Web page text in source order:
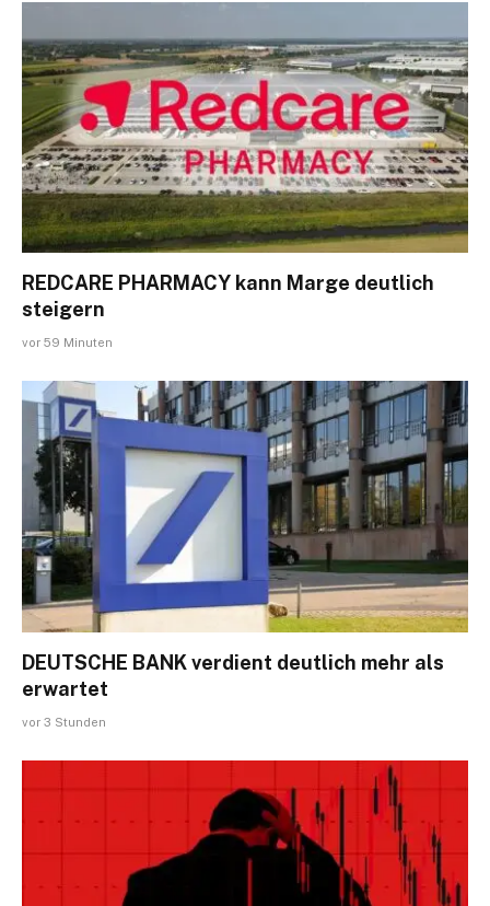
REDCARE PHARMACY kann Marge deutlich
steigern
vor 59 Minuten
DEUTSCHE BANK verdient deutlich mehr als
erwartet
vor 3 Stunden